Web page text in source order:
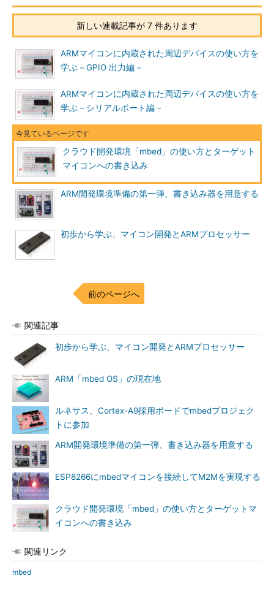
新しい連載記事が 7 件あります
ARMマイコンに内蔵された周辺デバイスの使い方を
学ぶ－GPIO 出力編－
ARMマイコンに内蔵された周辺デバイスの使い方を
学ぶ－シリアルポート編－
クラウド開発環境「mbed」の使い方とターゲット
マイコンへの書き込み
ARM開発環境準備の第一弾、書き込み器を用意する
初歩から学ぶ、マイコン開発とARMプロセッサー
前のページへ
関連記事
初歩から学ぶ、マイコン開発とARMプロセッサー
ARM「mbed OS」の現在地
ルネサス、Cortex-A9採用ボードでmbedプロジェク
トに参加
ARM開発環境準備の第一弾、書き込み器を用意する
ESP8266にmbedマイコンを接続してM2Mを実現する
クラウド開発環境「mbed」の使い方とターゲットマ
イコンへの書き込み
関連リンク
mbed